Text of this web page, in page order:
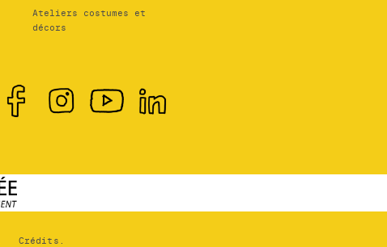
Ateliers costumes et
décors
Crédits.